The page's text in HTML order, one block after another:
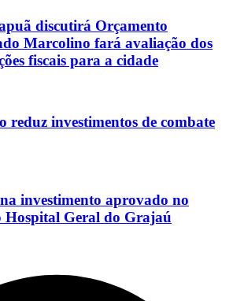
discutirá Orçamento
Marcolino fará avaliação dos
fiscais para a cidade
reduz investimentos de combate
investimento aprovado no
Hospital Geral do Grajaú